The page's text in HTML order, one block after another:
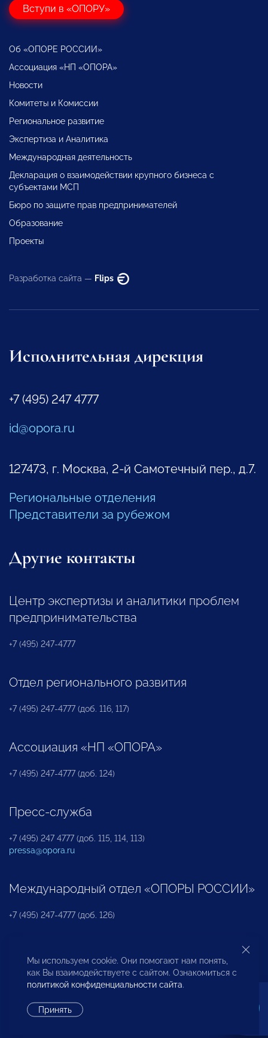
Вступи в «ОПОРУ»
Об «ОПОРЕ РОССИИ»
Ассоциация «НП «ОПОРА»
Новости
Комитеты и Комиссии
Региональное развитие
Экспертиза и Аналитика
Международная деятельность
Декларация о взаимодействии крупного бизнеса с
субъектами МСП
Бюро по защите прав предпринимателей
Образование
Проекты
Разработка сайта — Flips
Исполнительная дирекция
+7 (495) 247 4777
id@opora.ru
127473, г. Москва, 2-й Самотечный пер., д.7.
Региональные отделения
Представители за рубежом
Другие контакты
Центр экспертизы и аналитики проблем
предпринимательства
+7 (495) 247-4777
Отдел регионального развития
+7 (495) 247-4777 (доб. 116, 117)
Ассоциация «НП «ОПОРА»
+7 (495) 247-4777 (доб. 124)
Пресс-служба
+7 (495) 247 4777 (доб. 115, 114, 113)
pressa@opora.ru
Международный отдел «ОПОРЫ РОССИИ»
+7 (495) 247-4777 (доб. 126)
Бюро по защите прав предпринимателей и
инвесторов
Мы используем cookie. Они помогают нам понять,
как Вы взаимодействуете с сайтом. Ознакомиться с
политикой конфиденциальности сайта.
Принять